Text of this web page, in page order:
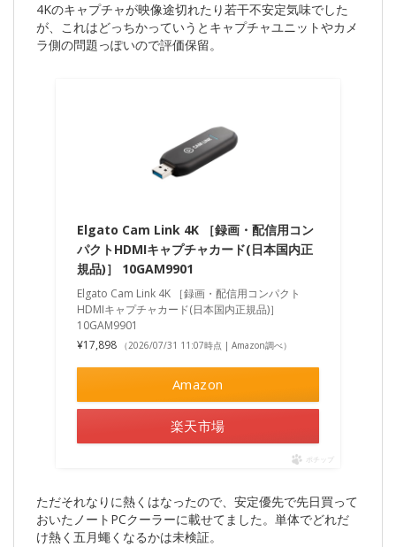
4Kのキャプチャが映像途切れたり若干不安定気味でした
が、これはどっちかっていうとキャプチャユニットやカメ
ラ側の問題っぽいので評価保留。
Elgato Cam Link 4K ［録画・配信用コン
パクトHDMIキャプチャカード(日本国内正
規品)］ 10GAM9901
Elgato Cam Link 4K ［録画・配信用コンパクト
HDMIキャプチャカード(日本国内正規品)］
10GAM9901
¥17,898
（2026/07/31 11:07時点 | Amazon調べ）
Amazon
楽天市場
ポチップ
ただそれなりに熱くはなったので、安定優先で先日買って
おいたノートPCクーラーに載せてました。単体でどれだ
け熱く五月蠅くなるかは未検証。